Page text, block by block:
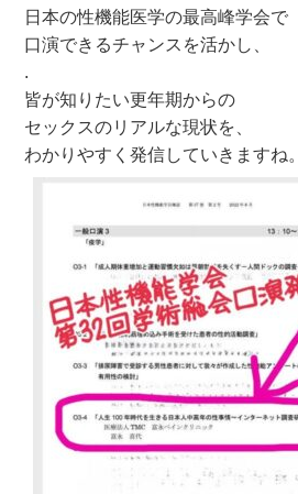
日本の性機能医学の最高峰学会で
口演できるチャンスを活かし、
.
皆が知りたい更年期からの
セックスのリアルな現状を、
わかりやすく発信していきますね。